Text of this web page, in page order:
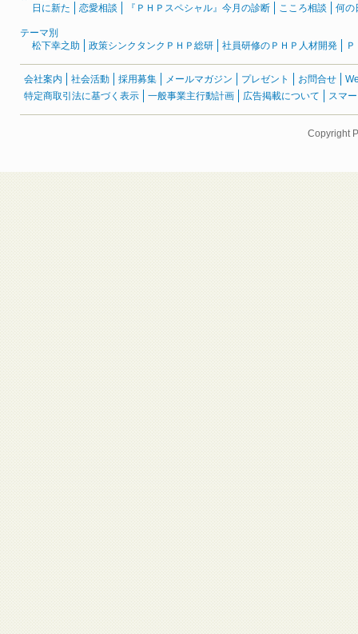
日に新た
恋愛相談 『ＰＨＰスペシャル』今月の診断 こころ相談 何の
テーマ別
松下幸之助
政策シンクタンクＰＨＰ総研 社員研修のＰＨＰ人材開発
会社案内 社会活動 採用募集 メールマガジン プレゼント お問合せ
特定商取引法に基づく表示
一般事業主行動計画 広告掲載について スマ
Copyright